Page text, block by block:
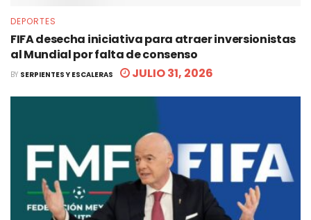
DEPORTES
FIFA desecha iniciativa para atraer inversionistas
al Mundial por falta de consenso
BY SERPIENTES Y ESCALERAS JULIO 31, 2026